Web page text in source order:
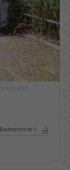
Badezimmer 1